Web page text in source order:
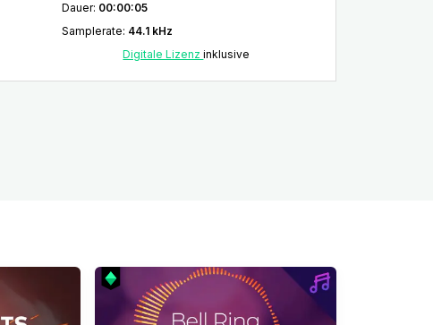
Dauer: 00:00:05
Samplerate: 44.1 kHz
Digitale Lizenzinklusive